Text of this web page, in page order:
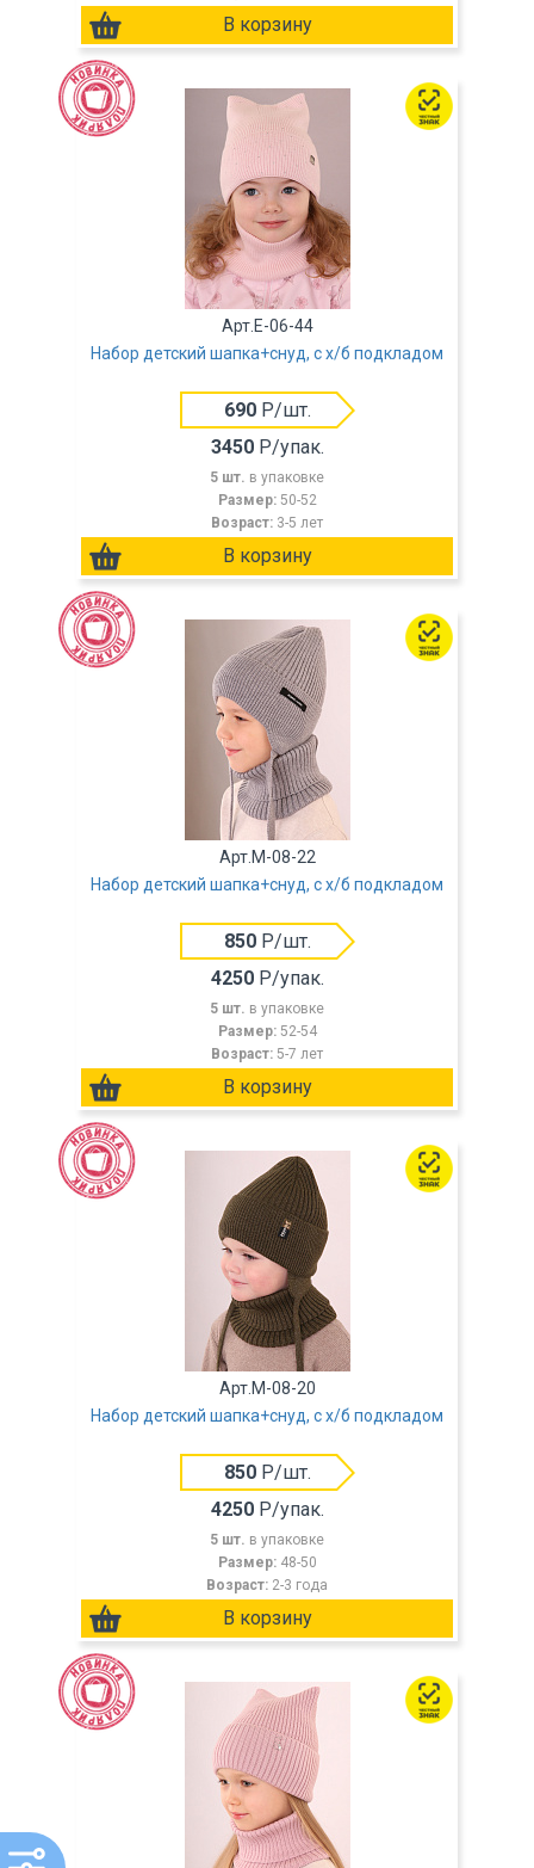
Арт.E-06-44
Набор детский шапка+снуд, с х/б подкладом
690Р/шт.
3450Р/упак.
5 шт. в упаковке
Размер: 50-52
Возраст: 3-5 лет
Арт.M-08-22
Набор детский шапка+снуд, с х/б подкладом
850Р/шт.
4250Р/упак.
5 шт. в упаковке
Размер: 52-54
Возраст: 5-7 лет
Арт.M-08-20
Набор детский шапка+снуд, с х/б подкладом
850Р/шт.
4250Р/упак.
5 шт. в упаковке
Размер: 48-50
Возраст: 2-3 года